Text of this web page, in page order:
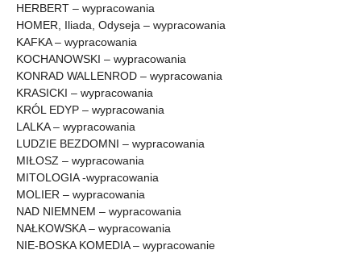
HERBERT – wypracowania
HOMER, Iliada, Odyseja – wypracowania
KAFKA – wypracowania
KOCHANOWSKI – wypracowania
KONRAD WALLENROD – wypracowania
KRASICKI – wypracowania
KRÓL EDYP – wypracowania
LALKA – wypracowania
LUDZIE BEZDOMNI – wypracowania
MIŁOSZ – wypracowania
MITOLOGIA -wypracowania
MOLIER – wypracowania
NAD NIEMNEM – wypracowania
NAŁKOWSKA – wypracowania
NIE-BOSKA KOMEDIA – wypracowanie